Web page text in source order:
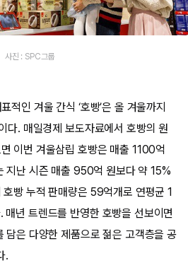
사진 : SPC그룹
적인 겨울 간식 ‘호빵’은 올 겨울까지
다. 매일경제 보도자료에서 호빵의 원
이번 겨울삼립 호빵은 매출 1100억
지난 시즌 매출 950억 원보다 약 15%
빵 누적 판매량은 59억개로 연평균 1
년 트렌드를 반영한 호빵을 선보이면
담은 다양한 제품으로 젊은 고객층을 공
.